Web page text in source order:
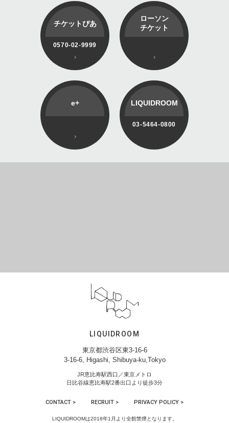
チケットぴあ
0570-02-9999
ローソン
チケット
e+ LIQUIDROOM
03-5464-0800
LIQUIDROOM
東京都渋谷区東3-16-6
3-16-6, Higashi, Shibuya-ku,Tokyo
JR恵比寿駅西口／東京メトロ
日比谷線恵比寿駅2番出口より徒歩3分
CONTACT > RECRUIT > PRIVACY POLICY >
LIQUIDROOMは2018年1月より全館禁煙となります。